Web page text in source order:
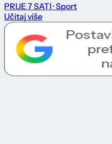
PRIJE 7 SATI · Sport
Učitaj više